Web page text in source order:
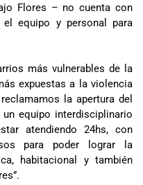
Flores – no cuenta con
equipo y personal para
más vulnerables de la
expuestas a la violencia
la apertura del
equipo interdisciplinario
atendiendo 24hs, con
para poder lograr la
habitacional y también